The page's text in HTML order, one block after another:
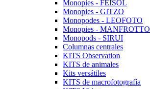
Monopies - FEISOL
Monopies - GITZO
Monopodes - LEOFOTO
Monopies - MANFROTTO
Monopods - SIRUI
Columnas centrales
KITS Observation
KITS de animales
Kits versátiles
KITS de macrofotografía